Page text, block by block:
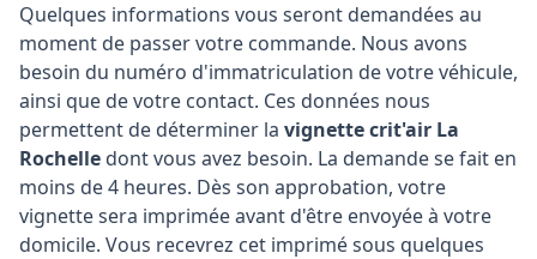
Quelques informations vous seront demandées au
moment de passer votre commande. Nous avons
besoin du numéro d'immatriculation de votre véhicule,
ainsi que de votre contact. Ces données nous
permettent de déterminer la vignette crit'air La
Rochelle dont vous avez besoin. La demande se fait en
moins de 4 heures. Dès son approbation, votre
vignette sera imprimée avant d'être envoyée à votre
domicile. Vous recevrez cet imprimé sous quelques